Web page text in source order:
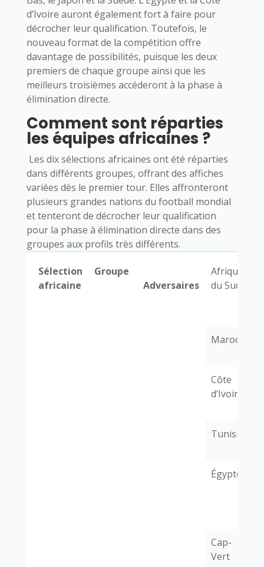
d’Ivoire auront également fort à faire pour
décrocher leur qualification. Toutefois, le
nouveau format de la compétition offre
davantage de possibilités, puisque les deux
premiers de chaque groupe ainsi que les
meilleurs troisièmes accéderont à la phase à
élimination directe.
Comment sont réparties
les équipes africaines ?
Les dix sélections africaines ont été réparties
dans différents groupes, offrant des affiches
variées dès le premier tour. Elles affronteront
plusieurs grandes nations du football mondial
et tenteront de décrocher leur qualification
pour la phase à élimination directe dans des
groupes aux profils très différents.
Sélection
africaine
Groupe
Adversaires
Afrique
du Sud
Maroc
Côte
d’Ivoire
Tunisie
Égypte
Cap-
Vert